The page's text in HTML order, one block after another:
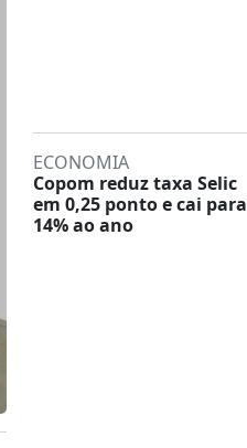
ECONOMIA
Copom reduz taxa Selic
em 0,25 ponto e cai para
14% ao ano